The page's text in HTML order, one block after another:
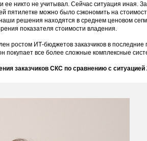
никто не учитывал. Сейчас ситуация иная.
пятилетке можно было сэкономить на
решения находятся в среднем ценовом
показателя стоимости владения.
ростом ИТ-бюджетов заказчиков в последние
покупает все более сложные комплексные
заказчиков СКС по сравнению с